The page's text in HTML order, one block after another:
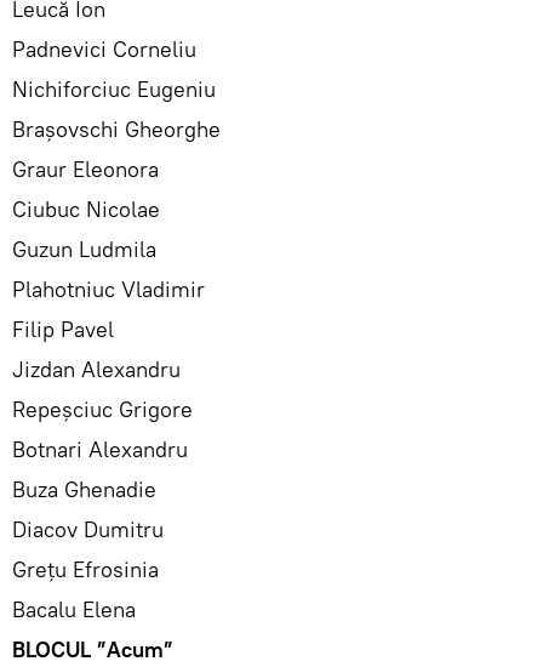
Leucă Ion
Padnevici Corneliu
Nichiforciuc Eugeniu
Brașovschi Gheorghe
Graur Eleonora
Ciubuc Nicolae
Guzun Ludmila
Plahotniuc Vladimir
Filip Pavel
Jizdan Alexandru
Repeșciuc Grigore
Botnari Alexandru
Buza Ghenadie
Diacov Dumitru
Grețu Efrosinia
Bacalu Elena
BLOCUL ”Acum”